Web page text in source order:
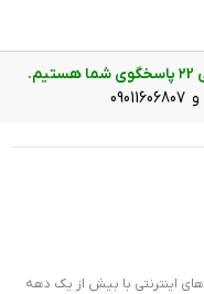
تی انجین
اینترنتی با بیش از یک دهه